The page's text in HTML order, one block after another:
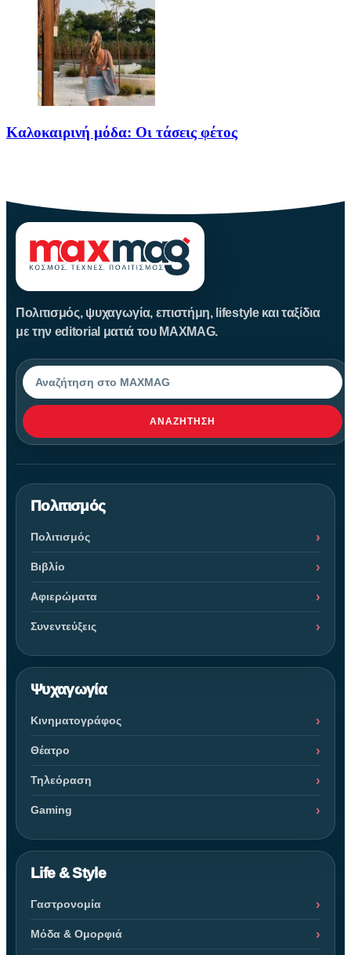
Καλοκαιρινή μόδα: Οι τάσεις φέτος
Πολιτισμός, ψυχαγωγία, επιστήμη, lifestyle και ταξίδια
με την editorial ματιά του MAXMAG.
Αναζήτηση
ΑΝΑΖΉΤΗΣΗ
Πολιτισμός
Πολιτισμός
Βιβλίο
Αφιερώματα
Συνεντεύξεις
Ψυχαγωγία
Κινηματογράφος
Θέατρο
Τηλεόραση
Gaming
Life & Style
Γαστρονομία
Μόδα & Ομορφιά